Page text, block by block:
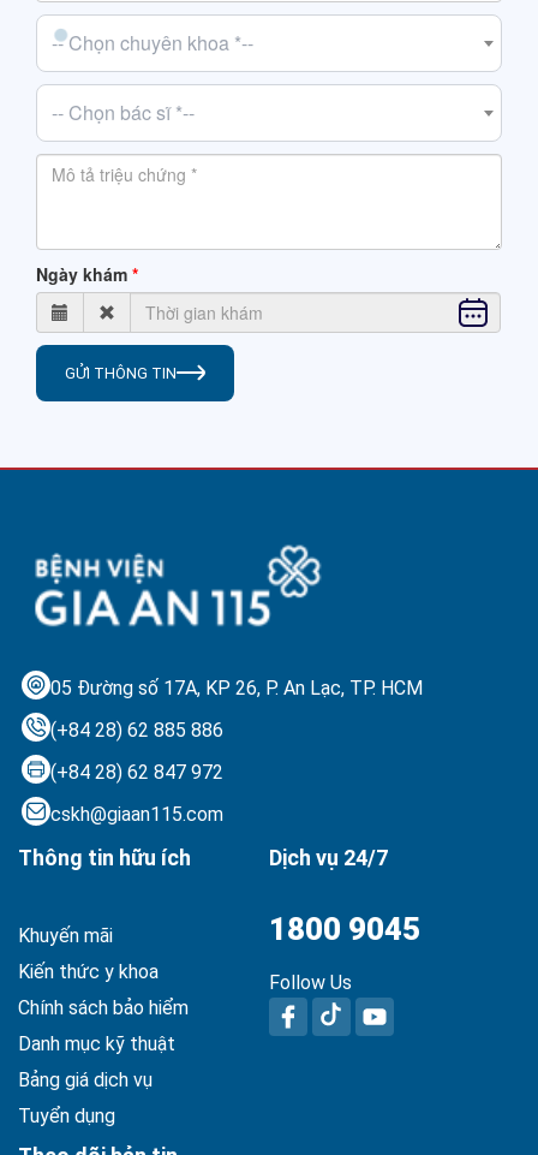
-- Chọn chuyên khoa *--
-- Chọn bác sĩ *--
Ngày khám
GỬI THÔNG TIN
05 Đường số 17A, KP 26, P. An Lạc, TP. HCM
(+84 28) 62 885 886
(+84 28) 62 847 972
cskh@giaan115.com
Thông tin hữu ích
Khuyến mãi
Kiến thức y khoa
Chính sách bảo hiểm
Danh mục kỹ thuật
Bảng giá dịch vụ
Tuyển dụng
Dịch vụ 24/7
1800 9045
Follow Us